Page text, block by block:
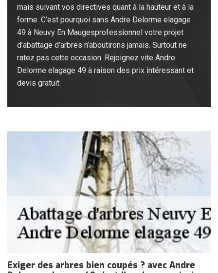
mais suivant vos directives quant à la hauteur et à la
forme. C’est pourquoi sans Andre Delorme elagage
49 à Neuvy En Maugesprofessionnel votre projet
d’abattage d’arbres n’aboutirons jamais. Surtout ne
ratez pas cette occasion. Rejoignez vite Andre
Delorme elagage 49 à raison des prix intéressant et
devis gratuit.
Exiger des arbres bien coupés ? avec Andre